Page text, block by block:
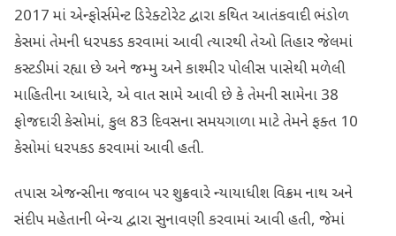
2017 માં એન્ફોર્સમેન્ટ ડિરેક્ટોરેટ દ્વારા કથિત આતંકવાદી ભંડોળ
કેસમાં તેમની ધરપકડ કરવામાં આવી ત્યારથી તેઓ તિહાર જેલમાં
કસ્ટડીમાં રહ્યા છે અને જમ્મુ અને કાશ્મીર પોલીસ પાસેથી મળેલી
માહિતીના આધારે, એ વાત સામે આવી છે કે તેમની સામેના 38
ફોજદારી કેસોમાં, કુલ 83 દિવસના સમયગાળા માટે તેમને ફક્ત 10
કેસોમાં ધરપકડ કરવામાં આવી હતી.
તપાસ એજન્સીના જવાબ પર શુક્રવારે ન્યાયાધીશ વિક્રમ નાથ અને
સંદીપ મહેતાની બેન્ચ દ્વારા સુનાવણી કરવામાં આવી હતી, જેમાં